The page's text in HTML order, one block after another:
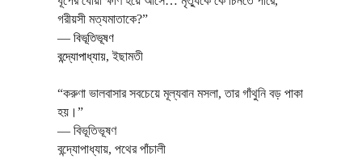
গরীয়সী মত্যমাতাকে?”
― বিভূতিভূষণ
বন্দ্যোপাধ্যায়,ইছামতী
“করুণা ভালবাসার সবচেয়ে মূল্যবান মসলা, তার গাঁথুনি বড় পাকা
হয়।”
―বিভূতিভূষণ
বন্দ্যোপাধ্যায়, পথের পাঁচালী